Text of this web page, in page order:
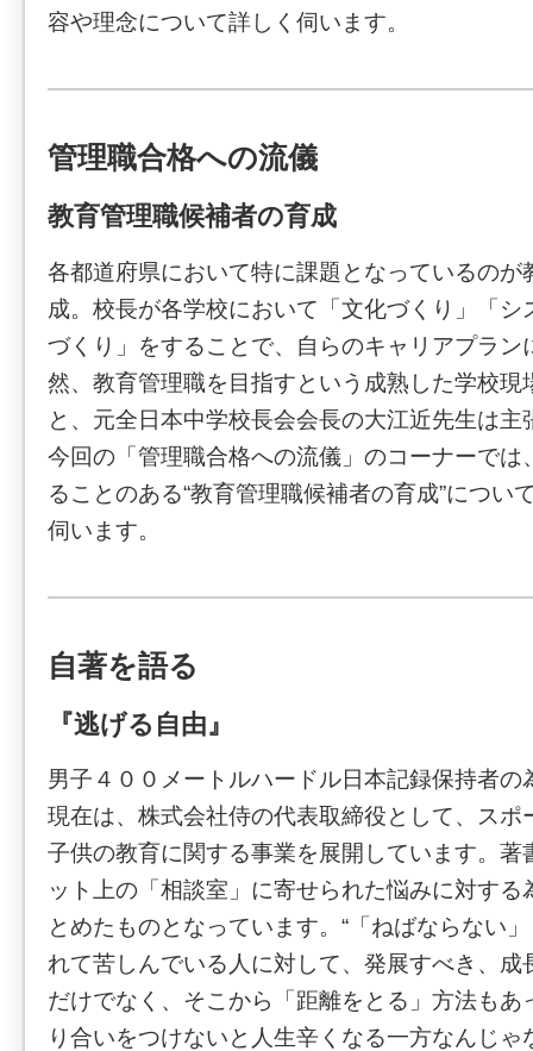
容や理念について詳しく伺います。
管理職合格への流儀
教育管理職候補者の育成
各都道府県において特に課題となっているのが
成。校長が各学校において「文化づくり」「シ
づくり」をすることで、自らのキャリアプラン
然、教育管理職を目指すという成熟した学校現
と、元全日本中学校長会会長の大江近先生は主
今回の「管理職合格への流儀」のコーナーでは
ることのある“教育管理職候補者の育成”につい
伺います。
自著を語る
『逃げる自由』
男子４００メートルハードル日本記録保持者の
現在は、株式会社侍の代表取締役として、スポ
子供の教育に関する事業を展開しています。著
ット上の「相談室」に寄せられた悩みに対する
とめたものとなっています。“「ねばならない
れて苦しんでいる人に対して、発展すべき、成
だけでなく、そこから「距離をとる」方法もあ
り合いをつけないと人生辛くなる一方なんじ